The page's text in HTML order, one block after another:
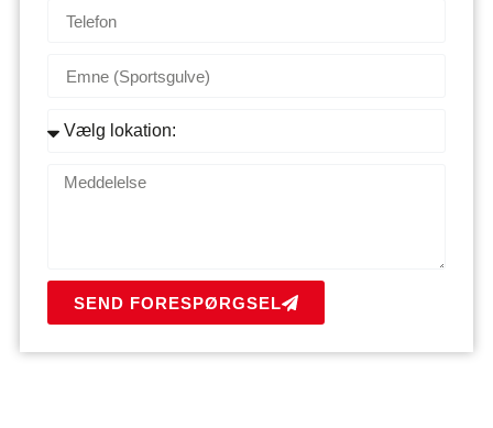
SEND FORESPØRGSEL